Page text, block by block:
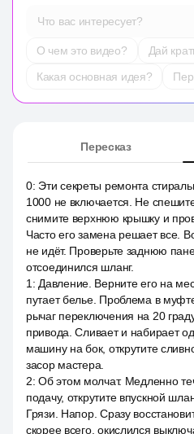
Что вас интересует?
О чем это видео?
Дай
Какая основная идея?
Пересказ
0: Эти секреты ремонта
1000 не включается. Не
снимите верхнюю крышку и
Часто его замена решает все.
не идёт. Проверьте заднюю
отсоединился шланг.
1 : Давление. Верните его на
путает белье. Проблема в
рычаг переключения на 20
привода. Сливает и набирает
машину на бок, открутите
засор мастера.
2:Об этом молчат. Медленно
подачу, открутите впускной
Грязи. Напор. Сразу
скорее всего, окислился